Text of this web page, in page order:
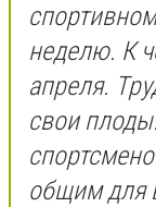
неделю. К
апреля.
свои
общим для